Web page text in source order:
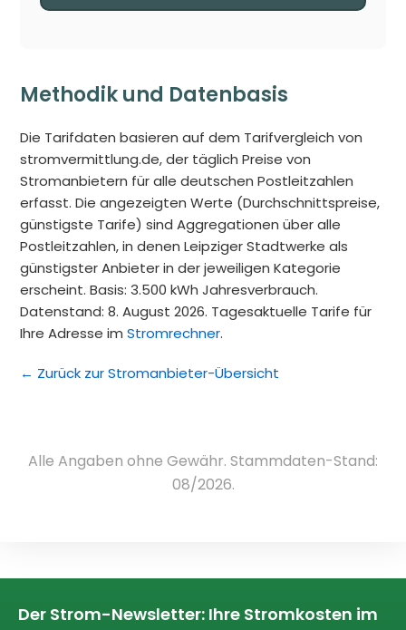
Methodik und Datenbasis
Die Tarifdaten basieren auf dem Tarifvergleich von
stromvermittlung.de, der täglich Preise von
Stromanbietern für alle deutschen Postleitzahlen
erfasst. Die angezeigten Werte (Durchschnittspreise,
günstigste Tarife) sind Aggregationen über alle
Postleitzahlen, in denen Leipziger Stadtwerke als
günstigster Anbieter in der jeweiligen Kategorie
erscheint. Basis: 3.500 kWh Jahresverbrauch.
Datenstand: 8. August 2026. Tagesaktuelle Tarife für
Ihre Adresse imStromrechner.
← Zurück zur Stromanbieter-Übersicht
Alle Angaben ohne Gewähr. Stammdaten-Stand:
08/2026.
Der Strom-Newsletter: Ihre Stromkosten im